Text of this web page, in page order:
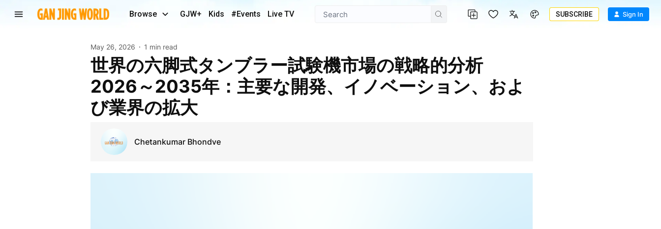
Browse GJW+ Kids #Events Live TV SUBSCRIBE Sign In
May 26, 2026 1 min read
世界の六脚式タンブラー試験機市場の戦略的分析
2026～2035年：主要な開発、イノベーション、およ
び業界の拡大
Chetankumar Bhondve